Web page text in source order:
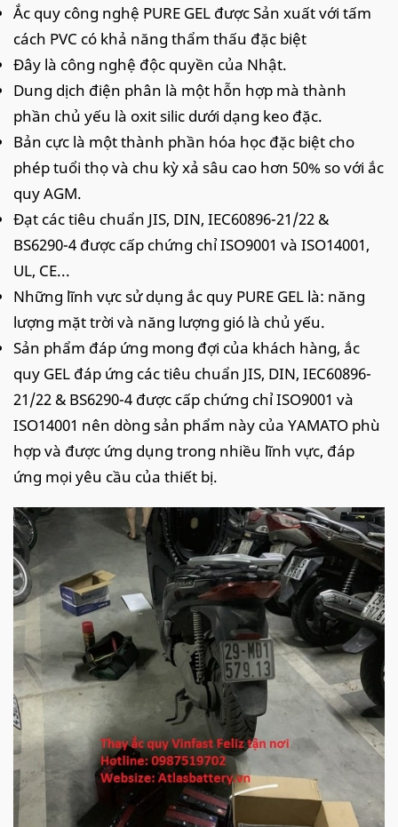
Ắc quy công nghệ PURE GEL được Sản xuất với tấm
cách PVC có khả năng thẩm thấu đặc biệt
Đây là công nghệ độc quyền của Nhật.
Dung dịch điện phân là một hỗn hợp mà thành
phần chủ yếu là oxit silic dưới dạng keo đặc.
Bản cực là một thành phần hóa học đặc biệt cho
phép tuổi thọ và chu kỳ xả sâu cao hơn 50% so với ắc
quy AGM.
Đạt các tiêu chuẩn JIS, DIN, IEC60896-21/22 &
BS6290-4 được cấp chứng chỉ ISO9001 và ISO14001,
UL, CE...
Những lĩnh vực sử dụng ắc quy PURE GEL là: năng
lượng mặt trời và năng lượng gió là chủ yếu.
Sản phẩm đáp ứng mong đợi của khách hàng, ắc
quy GEL đáp ứng các tiêu chuẩn JIS, DIN, IEC60896-
21/22 & BS6290-4 được cấp chứng chỉ ISO9001 và
ISO14001 nên dòng sản phẩm này của YAMATO phù
hợp và được ứng dụng trong nhiều lĩnh vực, đáp
ứng mọi yêu cầu của thiết bị.